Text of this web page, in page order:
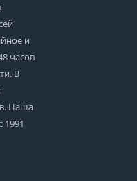
и
часов
В
Наша
1991